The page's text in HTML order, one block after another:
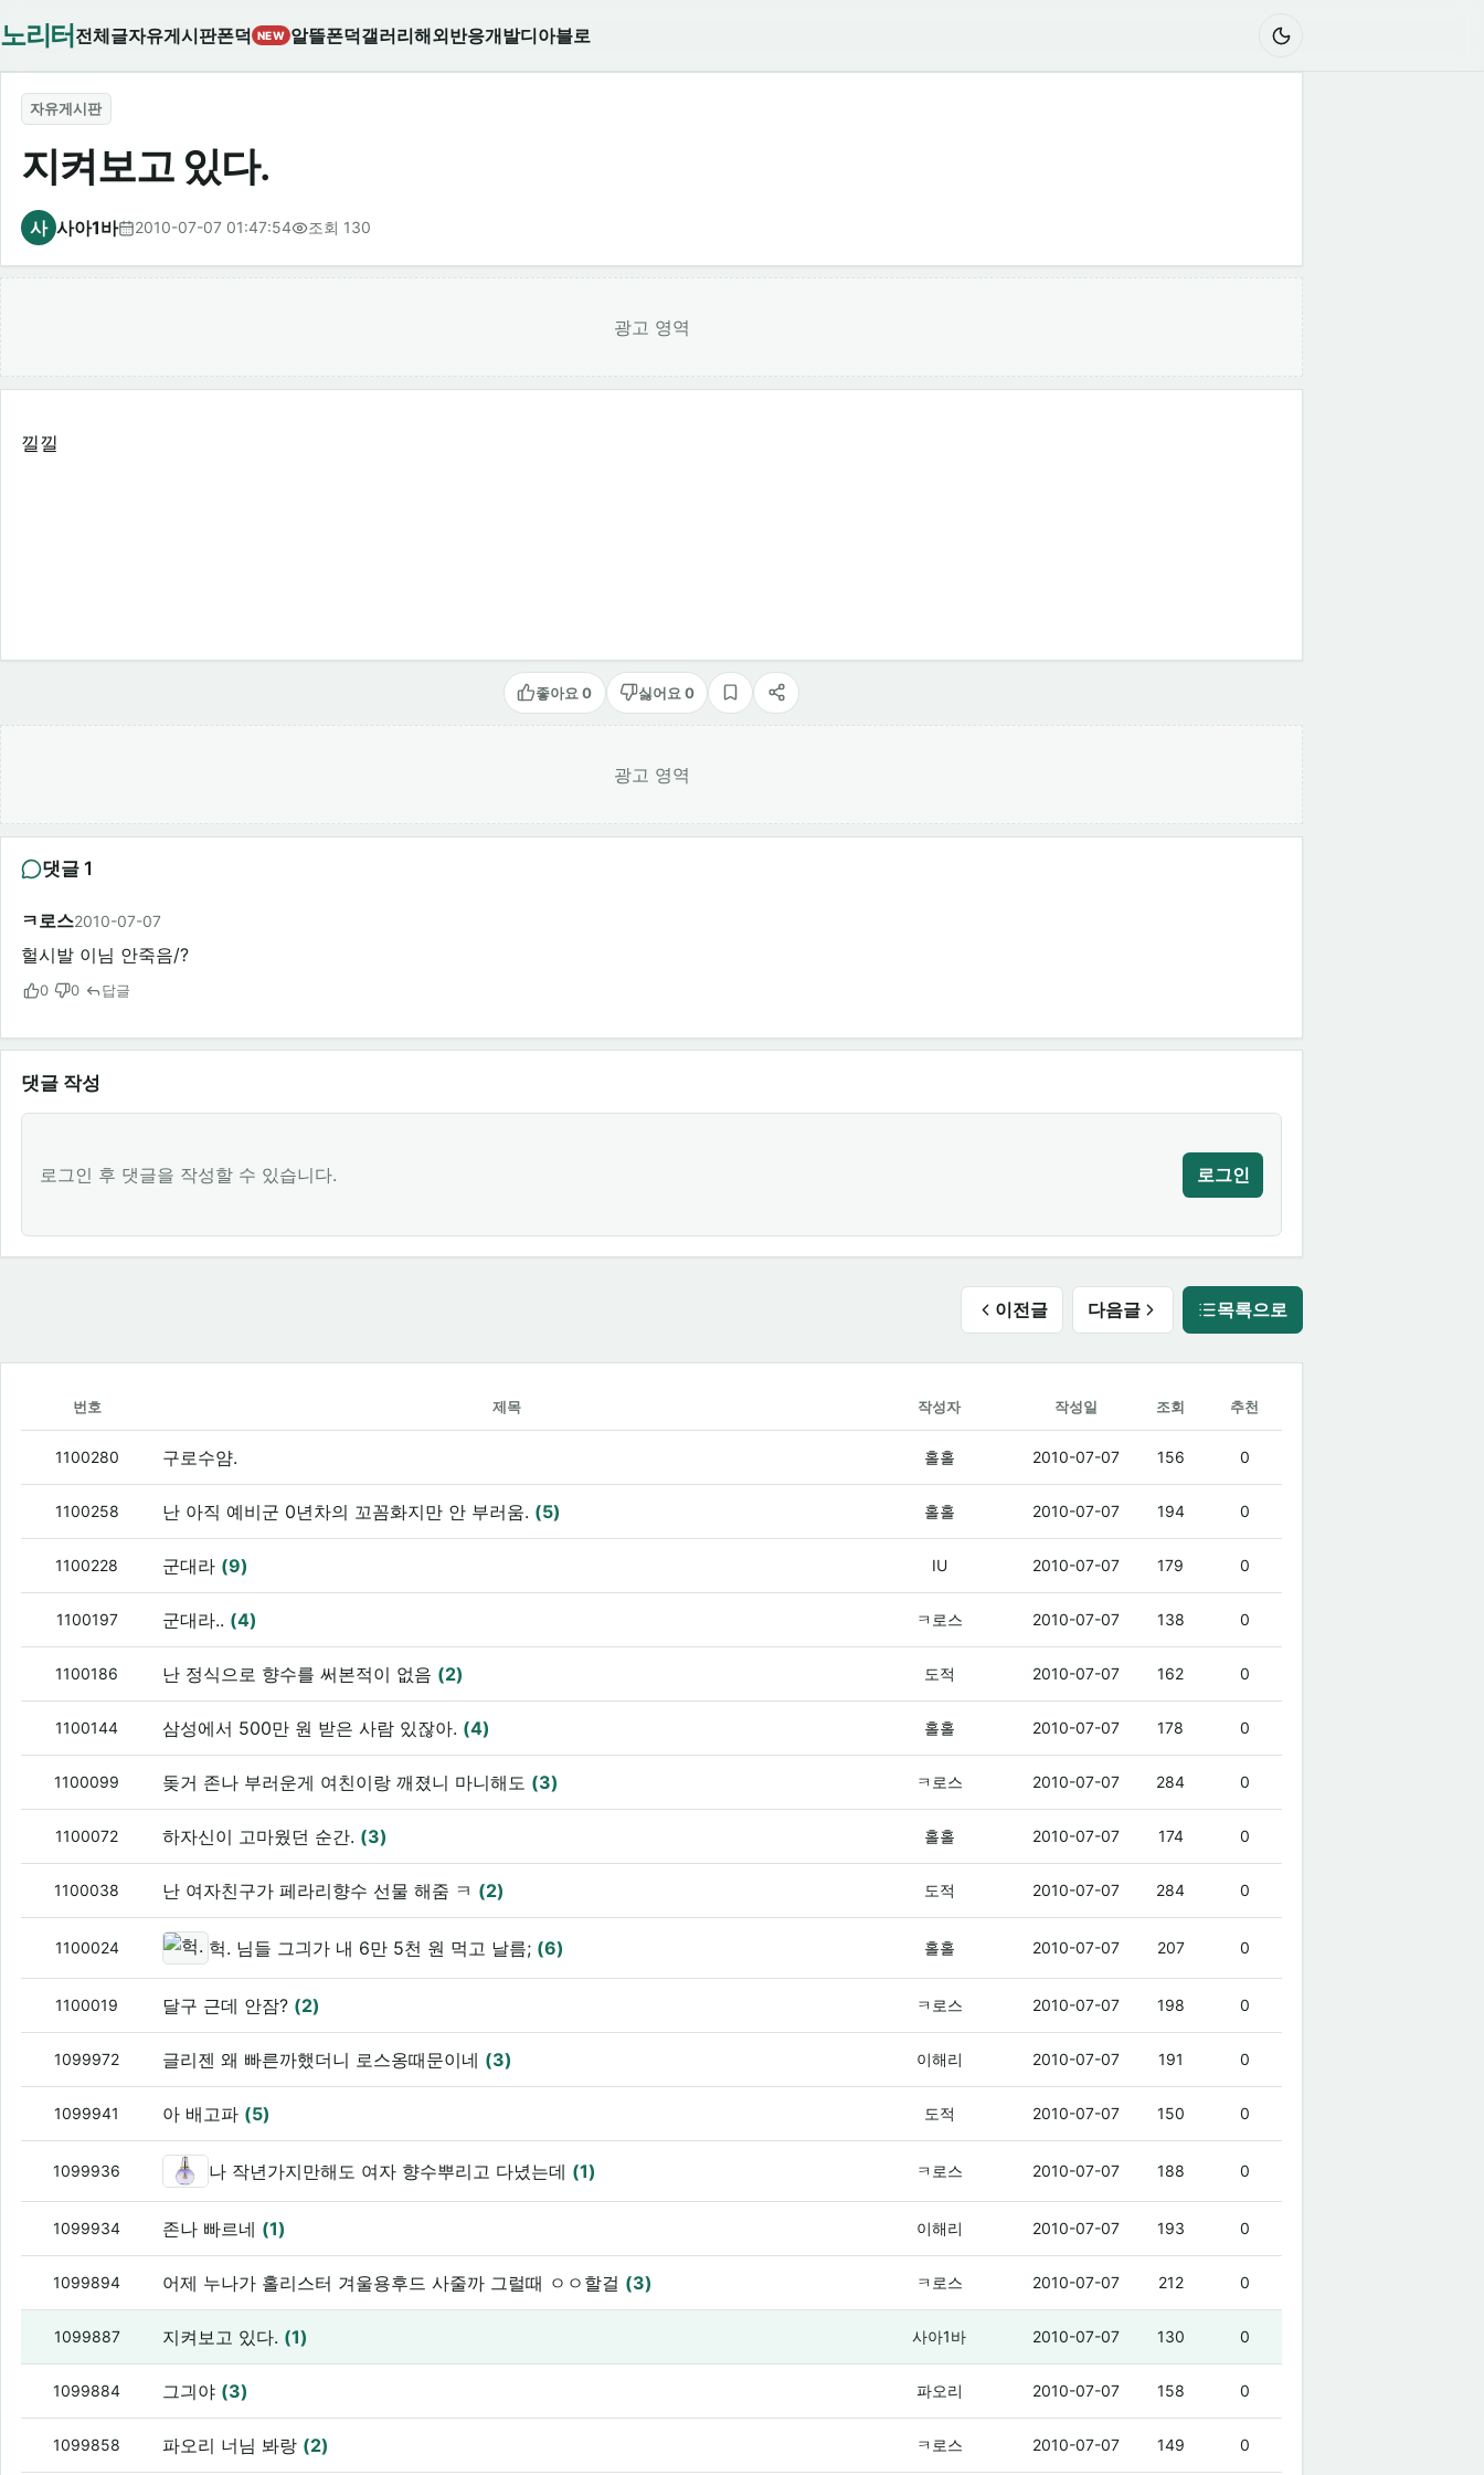
노리터 전체글자유게시판폰덕 NEW 알뜰폰덕갤러리해외반응개발디아블로
자유게시판
지켜보고 있다.
사 사아1바 2010-07-07 01:47:54 조회 130
광고 영역
낄낄
좋아요 0 싫어요 0
스크랩공유
광고 영역
댓글 1
ㅋ로스2010-07-07
헐시발 이님 안죽음/?
0 0 답글
댓글 작성
로그인 후 댓글을 작성할 수 있습니다. 로그인
이전글 다음글 목록으로
번호 제목 작성자 작성일 조회 추천
1100280 구로수얌. 홀홀 2010-07-07 156 0
1100258 난 아직 예비군 0년차의 꼬꼼화지만 안 부러움. (5) 홀홀 2010-07-07 194 0
1100228 군대라 (9) IU 2010-07-07 179 0
1100197 군대라.. (4) ㅋ로스 2010-07-07 138 0
1100186 난 정식으로 향수를 써본적이 없음 (2) 도적 2010-07-07 162 0
1100144 삼성에서 500만 원 받은 사람 있잖아. (4) 홀홀 2010-07-07 178 0
1100099 돚거 존나 부러운게 여친이랑 깨졌니 마니해도 (3) ㅋ로스 2010-07-07 284 0
1100072 하자신이 고마웠던 순간. (3) 홀홀 2010-07-07 174 0
1100038 난 여자친구가 페라리향수 선물 해줌 ㅋ (2) 도적 2010-07-07 284 0
1100024 헉. 님들 그긔가 내 6만 5천 원 먹고 날름; (6) 홀홀 2010-07-07 207 0
1100019 달구 근데 안잠? (2) ㅋ로스 2010-07-07 198 0
1099972 글리젠 왜 빠른까했더니 로스옹때문이네 (3) 이해리 2010-07-07 191 0
1099941 아 배고파 (5) 도적 2010-07-07 150 0
1099936 나 작년가지만해도 여자 향수뿌리고 다녔는데 (1) ㅋ로스 2010-07-07 188 0
1099934 존나 빠르네 (1) 이해리 2010-07-07 193 0
1099894 어제 누나가 홀리스터 겨울용후드 사줄까 그럴때 ㅇㅇ할걸 (3) ㅋ로스 2010-07-07 212 0
1099887 지켜보고 있다. (1) 사아1바 2010-07-07 130 0
1099884 그긔야 (3) 파오리 2010-07-07 158 0
1099858 파오리 너님 봐랑 (2) ㅋ로스 2010-07-07 149 0